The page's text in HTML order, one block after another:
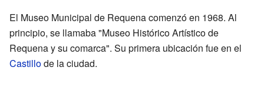
El Museo Municipal de Requena comenzó en 1968. Al
principio, se llamaba "Museo Histórico Artístico de
Requena y su comarca". Su primera ubicación fue en el
Castillode la ciudad.